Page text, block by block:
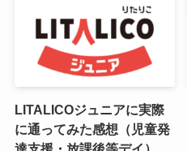
LITALICOジュニアに実際
に通ってみた感想（児童発